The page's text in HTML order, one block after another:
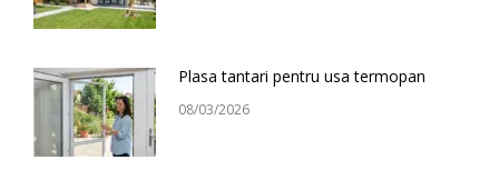
Plasa tantari pentru usa termopan
08/03/2026